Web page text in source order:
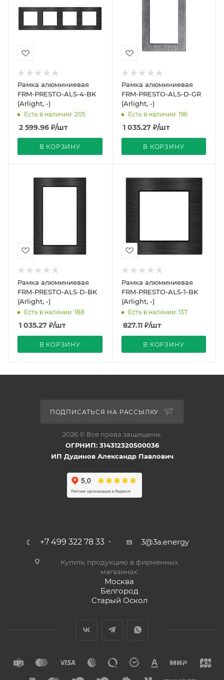
Рамка алюминиевая
FRM-PRESTO-ALS-4-BK
(Arlight, -)
Есть в наличии: 205
2 599.96 ₽/шт
В КОРЗИНУ
Рамка алюминиевая
FRM-PRESTO-ALS-D-GR
(Arlight, -)
Есть в наличии: 196
1 035.27₽/шт
В КОРЗИНУ
Рамка алюминиевая
FRM-PRESTO-ALS-D-BK
(Arlight, -)
Есть в наличии: 188
1 035.27 ₽/шт
В КОРЗИНУ
Рамка алюминиевая
FRM-PRESTO-ALS-1-BK
(Arlight, -)
Есть в наличии: 137
827.11₽/шт
В КОРЗИНУ
ПОДПИСАТЬСЯ НА РАССЫЛКУ
2026 © Все права защищены.
ОГРНИП: 314312320500036
ИП Дудинов Александр Павлович
+7 499 322 78 33 3@3a.energy
Купить продукцию в фирменных
магазинах:
Москва
Белгород
Старый Оскол